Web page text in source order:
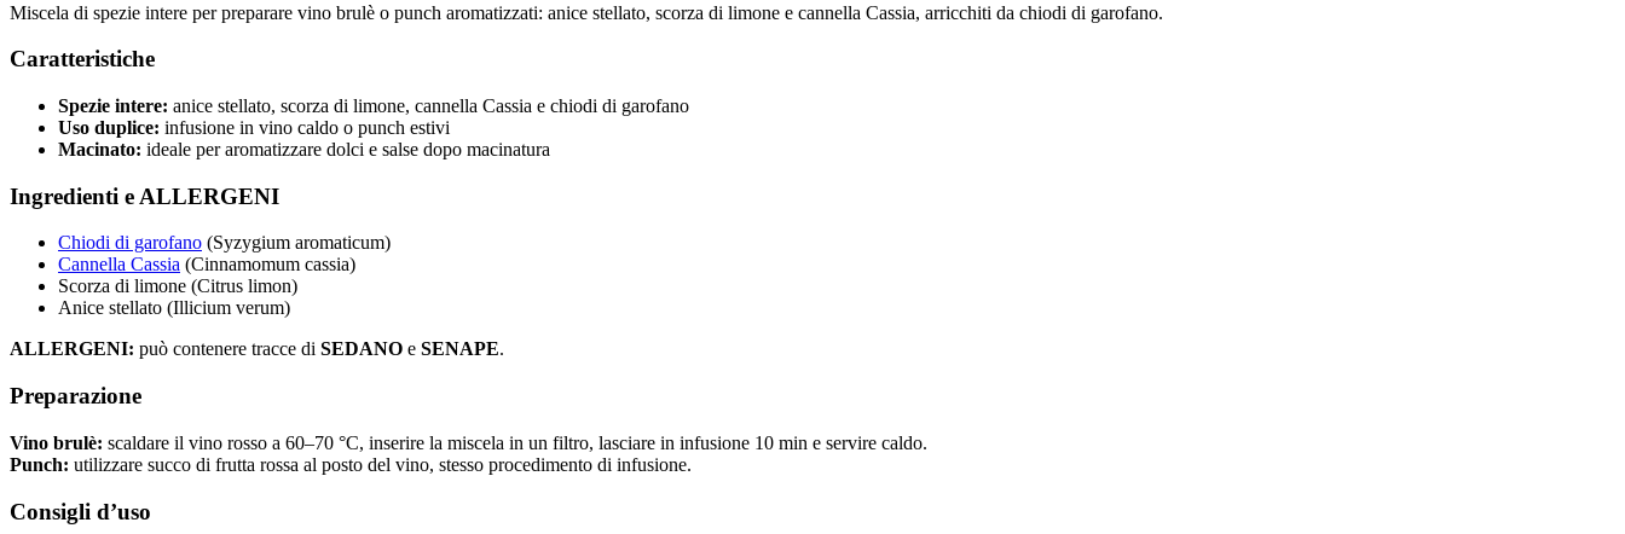
Miscela di spezie intere per preparare vino brulè o punch aromatizzati: anice stellato, scorza di limone e cannella Cassia, arricchiti da chiodi di garofano.
Caratteristiche
Spezie intere: anice stellato, scorza di limone, cannella Cassia e chiodi di garofano
Uso duplice: infusione in vino caldo o punch estivi
Macinato: ideale per aromatizzare dolci e salse dopo macinatura
Ingredienti e ALLERGENI
Chiodi di garofano (Syzygium aromaticum)
Cannella Cassia (Cinnamomum cassia)
Scorza di limone (Citrus limon)
Anice stellato (Illicium verum)
ALLERGENI: può contenere tracce di SEDANO e SENAPE.
Preparazione
Vino brulè: scaldare il vino rosso a 60–70 °C, inserire la miscela in un filtro, lasciare in infusione 10 min e servire caldo.
Punch: utilizzare succo di frutta rossa al posto del vino, stesso procedimento di infusione.
Consigli d’uso